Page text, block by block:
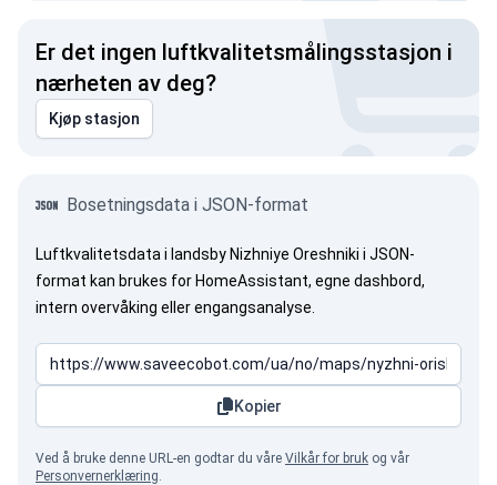
Er det ingen luftkvalitetsmålingsstasjon i
nærheten av deg?
Kjøp stasjon
Bosetningsdata i JSON-format
Luftkvalitetsdata i landsby Nizhniye Oreshniki i JSON-
format kan brukes for HomeAssistant, egne dashbord,
intern overvåking eller engangsanalyse.
Kopier
Ved å bruke denne URL-en godtar du våre Vilkår for bruk og vår
Personvernerklæring.